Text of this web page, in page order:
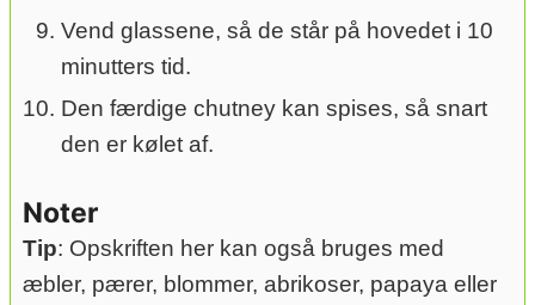
Vend glassene, så de står på hovedet i 10
minutters tid.
Den færdige chutney kan spises, så snart
den er kølet af.
Noter
Tip: Opskriften her kan også bruges med
æbler, pærer, blommer, abrikoser, papaya eller